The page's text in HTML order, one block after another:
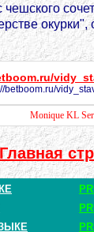
betboom.ru/
Monique KL
Главная